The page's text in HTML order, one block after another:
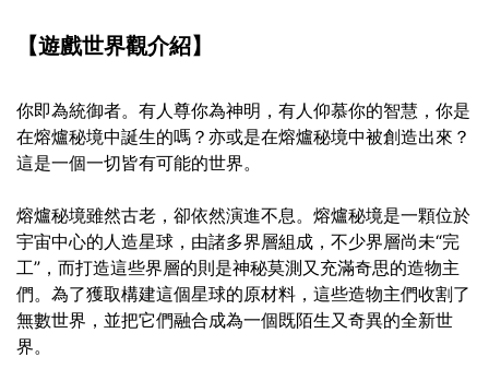
【遊戲世界觀介紹】
你即為統御者。有人尊你為神明，有人仰慕你的智慧，你是
在熔爐秘境中誕生的嗎？亦或是在熔爐秘境中被創造出來？
這是一個一切皆有可能的世界。
熔爐秘境雖然古老，卻依然演進不息。熔爐秘境是一顆位於
宇宙中心的人造星球，由諸多界層組成，不少界層尚未“完
工”，而打造這些界層的則是神秘莫測又充滿奇思的造物主
們。為了獲取構建這個星球的原材料，這些造物主們收割了
無數世界，並把它們融合成為一個既陌生又奇異的全新世
界。